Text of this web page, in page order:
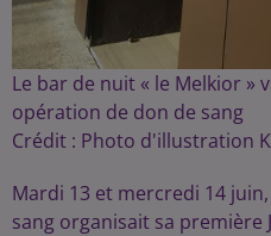
Le bar de nuit « le Melkior »
opération de don de sang
Crédit : Photo d'illustration
Mardi 13 et mercredi 14
sang organisait sa première